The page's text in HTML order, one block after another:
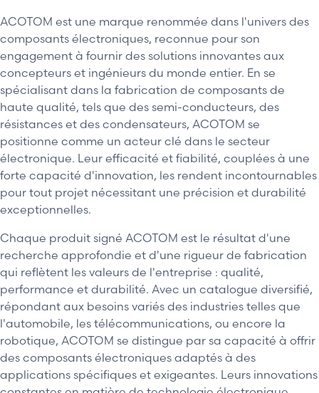
ACOTOM est une marque renommée dans l'univers des
composants électroniques, reconnue pour son
engagement à fournir des solutions innovantes aux
concepteurs et ingénieurs du monde entier. En se
spécialisant dans la fabrication de composants de
haute qualité, tels que des semi-conducteurs, des
résistances et des condensateurs, ACOTOM se
positionne comme un acteur clé dans le secteur
électronique. Leur efficacité et fiabilité, couplées à une
forte capacité d'innovation, les rendent incontournables
pour tout projet nécessitant une précision et durabilité
exceptionnelles.
Chaque produit signé ACOTOM est le résultat d'une
recherche approfondie et d'une rigueur de fabrication
qui reflètent les valeurs de l'entreprise : qualité,
performance et durabilité. Avec un catalogue diversifié,
répondant aux besoins variés des industries telles que
l'automobile, les télécommunications, ou encore la
robotique, ACOTOM se distingue par sa capacité à offrir
des composants électroniques adaptés à des
applications spécifiques et exigeantes. Leurs innovations